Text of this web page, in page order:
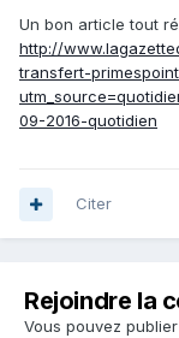
Un bon article tout
http://
transfert-
09-2016-quotidien
Citer
Rejoindre la
Vous pouvez